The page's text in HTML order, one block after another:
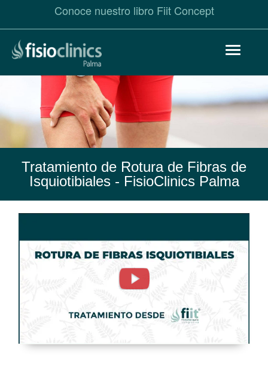
Pasar
contenido
Conoce nuestro libro Fiit Concept
Toggle
Tratamiento de Rotura de Fibras de
Isquiotibiales- FisioClinics Palma
Rotura
de
Fibras
Tratamiento
de